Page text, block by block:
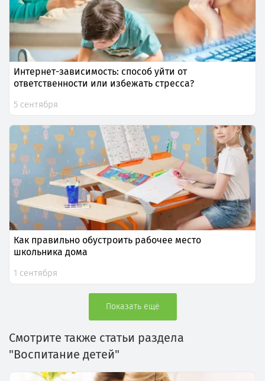
Интернет-зависимость: способ уйти от
ответственности или избежать стресса?
5 сентября
Как правильно обустроить рабочее место
школьника дома
1 сентября
Показать ещё
Смотрите также статьи раздела
"Воспитание детей"